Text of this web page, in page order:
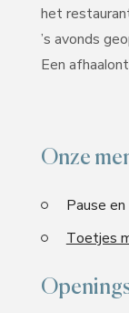
het
’s avonds
Een
Onze
Pause
Toetjes